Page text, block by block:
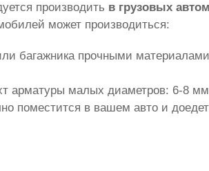
производить в грузовых
может производиться:
багажника прочными
арматуры малых диаметров: 6-8
поместится в вашем авто и